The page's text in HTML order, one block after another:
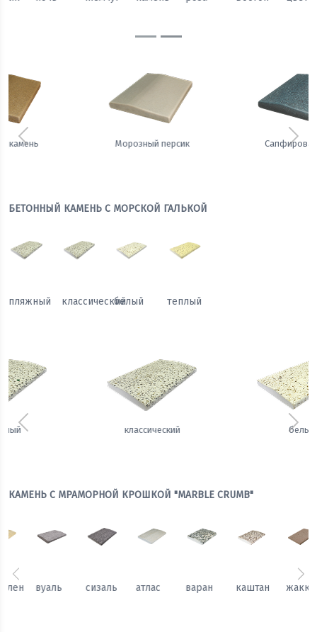
Сапфировая ночь
Предыдущий
БЕТОННЫЙ КАМЕНЬ С МОРСКОЙ ГАЛЬКОЙ
пляжный классическийбелый теплый
Предыдущий
КАМЕНЬ С МРАМОРНОЙ КРОШКОЙ "MARBLE CRUMB"
каштан жаккард гобелен вуаль сизаль атлас
Предыдущий